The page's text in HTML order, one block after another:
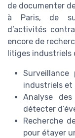
de documenter
à Paris, de
d’activités
encore de
litiges industriels
industriels et
Analyse
détecter
Recherche
pour étayer